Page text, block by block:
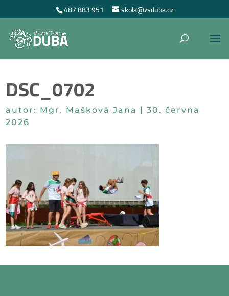
487 883 951 skola@zsduba.cz
DSC_0702
autor: Mgr. Mašková Jana |30. června
2026